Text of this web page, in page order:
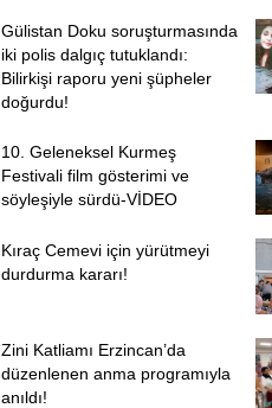
Gülistan Doku soruşturmasında
iki polis dalgıç tutuklandı:
Bilirkişi raporu yeni şüpheler
doğurdu!
10. Geleneksel Kurmeş
Festivali film gösterimi ve
söyleşiyle sürdü-VİDEO
Kıraç Cemevi için yürütmeyi
durdurma kararı!
Zini Katliamı Erzincan’da
düzenlenen anma programıyla
anıldı!